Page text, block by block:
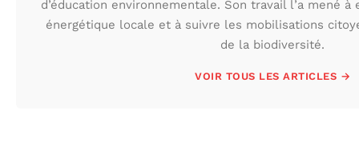
d’éducation environnementale. Son travail l’a mené
énergétique locale et à suivre les mobilisations
de la biodiversité.
VOIR TOUS LES ARTICLES →